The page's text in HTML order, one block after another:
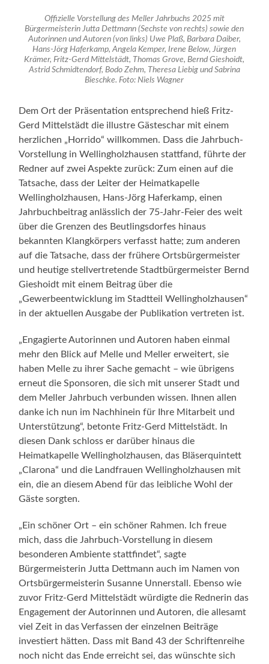
Offizielle Vorstellung des Meller Jahrbuchs 2025 mit
Bürgermeisterin Jutta Dettmann (Sechste von rechts) sowie den
Autorinnen und Autoren (von links) Uwe Plaß, Barbara Daiber,
Hans-Jörg Haferkamp, Angela Kemper, Irene Below, Jürgen
Krämer, Fritz-Gerd Mittelstädt, Thomas Grove, Bernd Gieshoidt,
Astrid Schmidtendorf, Bodo Zehm, Theresa Liebig und Sabrina
Bieschke. Foto: Niels Wagner
Dem Ort der Präsentation entsprechend hieß Fritz-
Gerd Mittelstädt die illustre Gästeschar mit einem
herzlichen „Horrido“ willkommen. Dass die Jahrbuch-
Vorstellung in Wellingholzhausen stattfand, führte der
Redner auf zwei Aspekte zurück: Zum einen auf die
Tatsache, dass der Leiter der Heimatkapelle
Wellingholzhausen, Hans-Jörg Haferkamp, einen
Jahrbuchbeitrag anlässlich der 75-Jahr-Feier des weit
über die Grenzen des Beutlingsdorfes hinaus
bekannten Klangkörpers verfasst hatte; zum anderen
auf die Tatsache, dass der frühere Ortsbürgermeister
und heutige stellvertretende Stadtbürgermeister Bernd
Gieshoidt mit einem Beitrag über die
„Gewerbeentwicklung im Stadtteil Wellingholzhausen“
in der aktuellen Ausgabe der Publikation vertreten ist.
„Engagierte Autorinnen und Autoren haben einmal
mehr den Blick auf Melle und Meller erweitert, sie
haben Melle zu ihrer Sache gemacht – wie übrigens
erneut die Sponsoren, die sich mit unserer Stadt und
dem Meller Jahrbuch verbunden wissen. Ihnen allen
danke ich nun im Nachhinein für Ihre Mitarbeit und
Unterstützung“, betonte Fritz-Gerd Mittelstädt. In
diesen Dank schloss er darüber hinaus die
Heimatkapelle Wellingholzhausen, das Bläserquintett
„Clarona“ und die Landfrauen Wellingholzhausen mit
ein, die an diesem Abend für das leibliche Wohl der
Gäste sorgten.
„Ein schöner Ort – ein schöner Rahmen. Ich freue
mich, dass die Jahrbuch-Vorstellung in diesem
besonderen Ambiente stattfindet“, sagte
Bürgermeisterin Jutta Dettmann auch im Namen von
Ortsbürgermeisterin Susanne Unnerstall. Ebenso wie
zuvor Fritz-Gerd Mittelstädt würdigte die Rednerin das
Engagement der Autorinnen und Autoren, die allesamt
viel Zeit in das Verfassen der einzelnen Beiträge
investiert hätten. Dass mit Band 43 der Schriftenreihe
noch nicht das Ende erreicht sei, das wünschte sich